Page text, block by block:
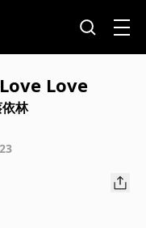
Love
林